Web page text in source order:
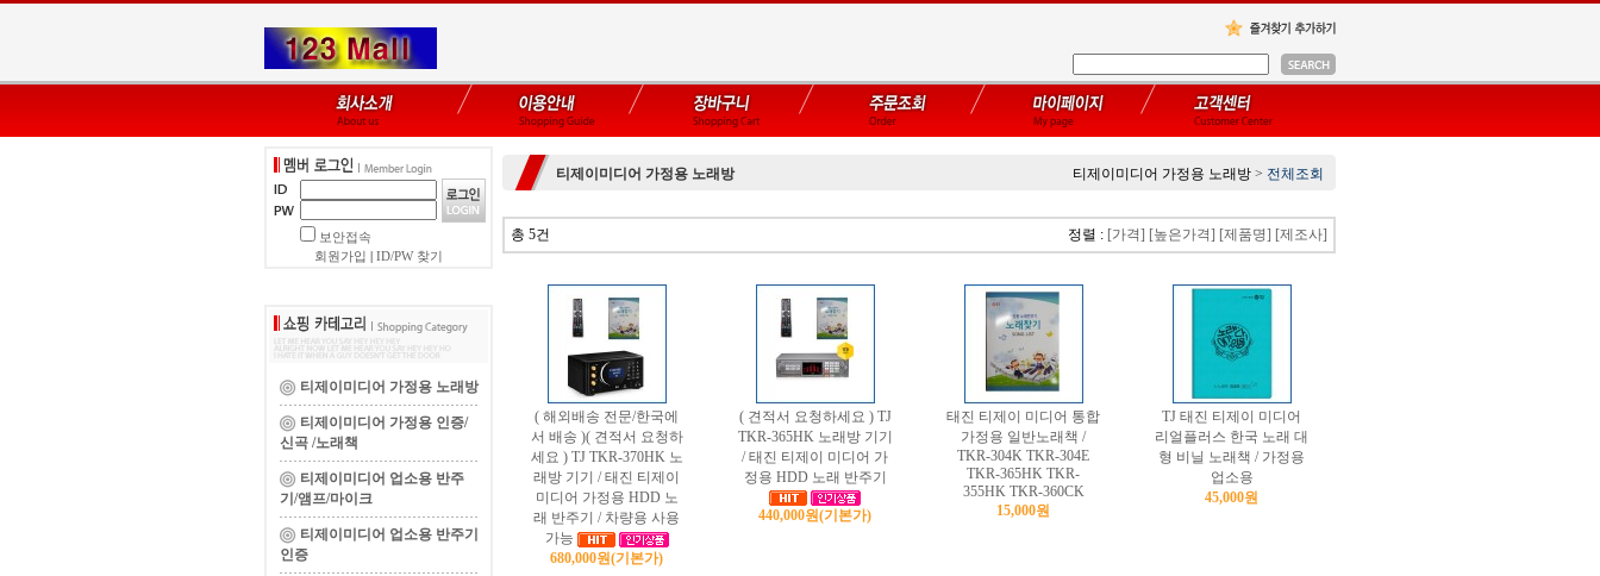
보안접속
회원가입
ID/PW 찾기
티제이미디어 가정용 노래방
티제이미디어 가정용 인증/
신곡 /노래책
티제이미디어 업소용 반주
기/앰프/마이크
티제이미디어 업소용 반주기
인증
티제이미디어 가정용 노래방 티제이미디어 가정용 노래방 > 전체조회
총 5건 정렬 : [가격] [높은가격] [제품명] [제조사]
( 해외배송 전문/한국에
서 배송 )( 견적서 요청하
세요 ) TJ TKR-370HK 노
래방 기기 / 태진 티제이
미디어 가정용 HDD 노
래 반주기 / 차량용 사용
가능
680,000원(기본가)
( 견적서 요청하세요 ) TJ
TKR-365HK 노래방 기기
/ 태진 티제이 미디어 가
정용 HDD 노래 반주기
440,000원(기본가)
태진 티제이 미디어 통합
가정용 일반노래책 /
TKR-304K TKR-304E
TKR-365HK TKR-
355HK TKR-360CK
15,000원
TJ 태진 티제이 미디어
리얼플러스 한국 노래 대
형 비닐 노래책 / 가정용
업소용
45,000원